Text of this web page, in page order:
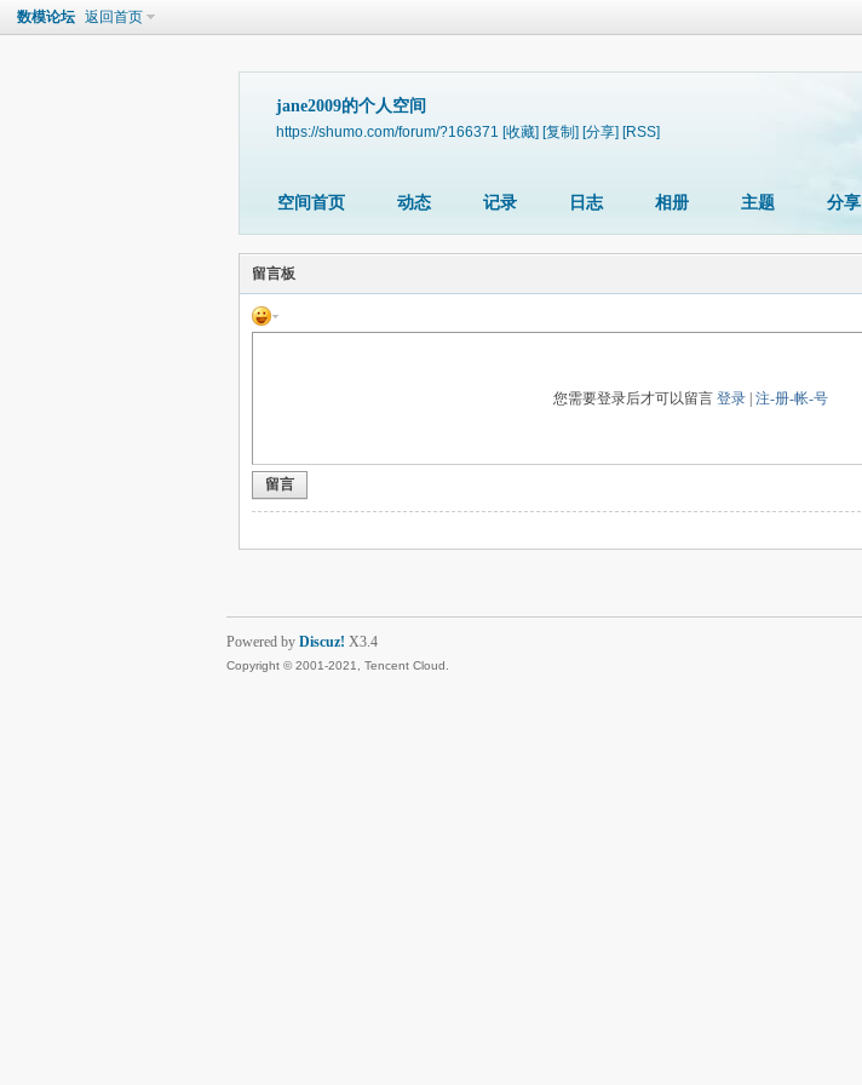
数模论坛 返回首页
jane2009的个人空间
https://shumo.com/forum/?166371 [收藏] [复制] [分享] [RSS]
空间首页 动态 记录 日志 相册 主题 分享
留言板
您需要登录后才可以留言登录 |注-册-帐-号
留言
Powered by Discuz! X3.4
Copyright © 2001-2021, Tencent Cloud.